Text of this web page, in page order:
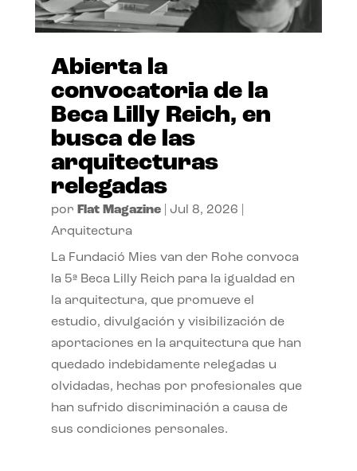
Abierta la
convocatoria de la
Beca Lilly Reich, en
busca de las
arquitecturas
relegadas
por Flat Magazine| Jul 8, 2026
Arquitectura
La Fundació Mies van der Rohe convoca
la 5ª Beca Lilly Reich para la igualdad en
la arquitectura, que promueve el
estudio, divulgación y visibilización de
aportaciones en la arquitectura que han
quedado indebidamente relegadas u
olvidadas, hechas por profesionales que
han sufrido discriminación a causa de
sus condiciones personales.